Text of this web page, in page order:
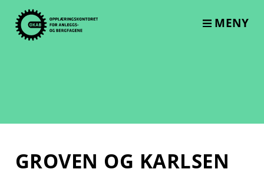
content
MENY
GROVEN OG KARLSEN